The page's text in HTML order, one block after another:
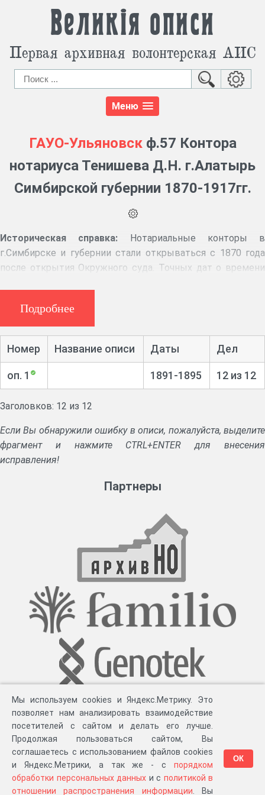
Великія описи
Первая архивная волонтерская АИС
Меню
ГАУО-Ульяновскф.57 Контора
нотариуса Тенишева Д.Н. г.Алатырь
Симбирской губернии 1870-1917гг.
Историческая справка: Нотариальные конторы в
г.Симбирске и губернии стали открываться с 1870 года
после открытия Окружного суда. Точных дат о времени
Диевского, Кубышкина, Севрюгина, Дроздова,
Максимова, Милованова) прекратили свое
1918гг.). Нотариусы в своей деятельности были
подконтрольны Окружному суду.
раздельных актов на имения.
Подробнее
Номер Название описи Даты Дел
оп. 1 1891-1895 12 из 12
Заголовков: 12 из 12
Если Вы обнаружили ошибку в описи, пожалуйста, выделите
фрагмент и нажмите CTRL+ENTER для внесения
исправления!
Партнеры
Разработка компании «Великіе предки», 2023-2026 гг. Блог.Суть проекта
Персональные данные.Распространение информации . ЧаВО. Сборка 111.37
Мы используем cookies и Яндекс.Метрику. Это
позволяет нам анализировать взаимодействие
посетителей с сайтом и делать его лучше.
Продолжая пользоваться сайтом, Вы
соглашаетесь с использованием файлов cookies
и Яндекс.Метрики, а так же - с порядком
обработки персональных данных и с политикой в
отношении распространения информации . Вы
ОК